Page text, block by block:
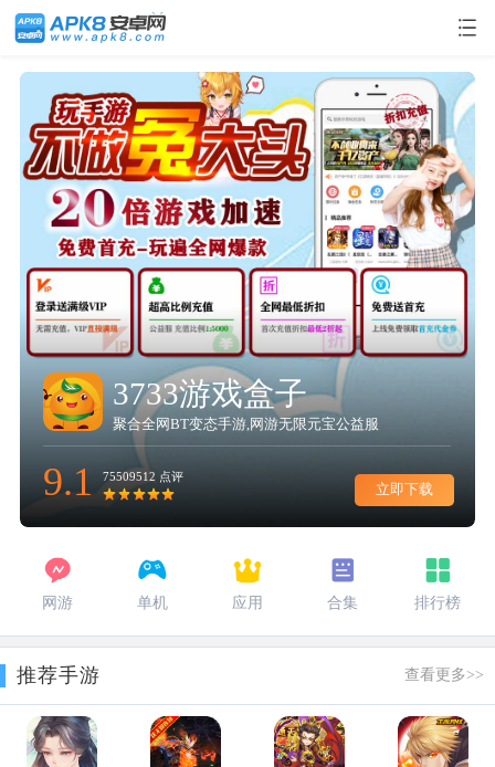
画质助手
一键优化游戏画质，拒绝模糊画质
9.2 76521350 点评
3733游戏盒子
聚合全网BT变态手游,网游无限元宝公益服
9.1 75509512 点评
立即下载
蜜小助
30万+话术语录搜索，教你高情商聊天
9.2 76521350 点评
玩家攻略
集合热门攻略，免费兑换会员、限定皮肤
9.2 72345330 点评
朋友圈
海量素材、精选文案，让你的朋友圈不再单调
9.2 71541440 点评
画质助手
一键优化游戏画质，拒绝模糊画质
9.2 76521350 点评
3733游戏盒子
聚合全网BT变态手游,网游无限元宝公益服
9.1 75509512 点评
网游 单机 应用 合集 排行榜
推荐手游 查看更多>>